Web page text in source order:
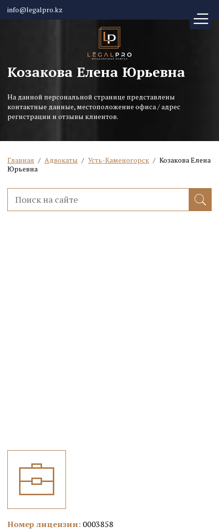
info@legalpro.kz
Козакова Елена Юрьевна
На данной персональной странице представлены
контактные данные, местоположение офиса / адрес
регистрации и отзывы клиентов.
Главная / Адвокаты / Усть-Каменогорск / Козакова Елена
Юрьевна
Номер лицензии: 0003858